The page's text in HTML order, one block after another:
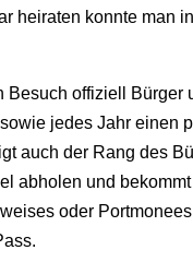
heiraten konnte man
Besuch offiziell Bürger
jedes Jahr einen
auch der Rang des
abholen und
oder